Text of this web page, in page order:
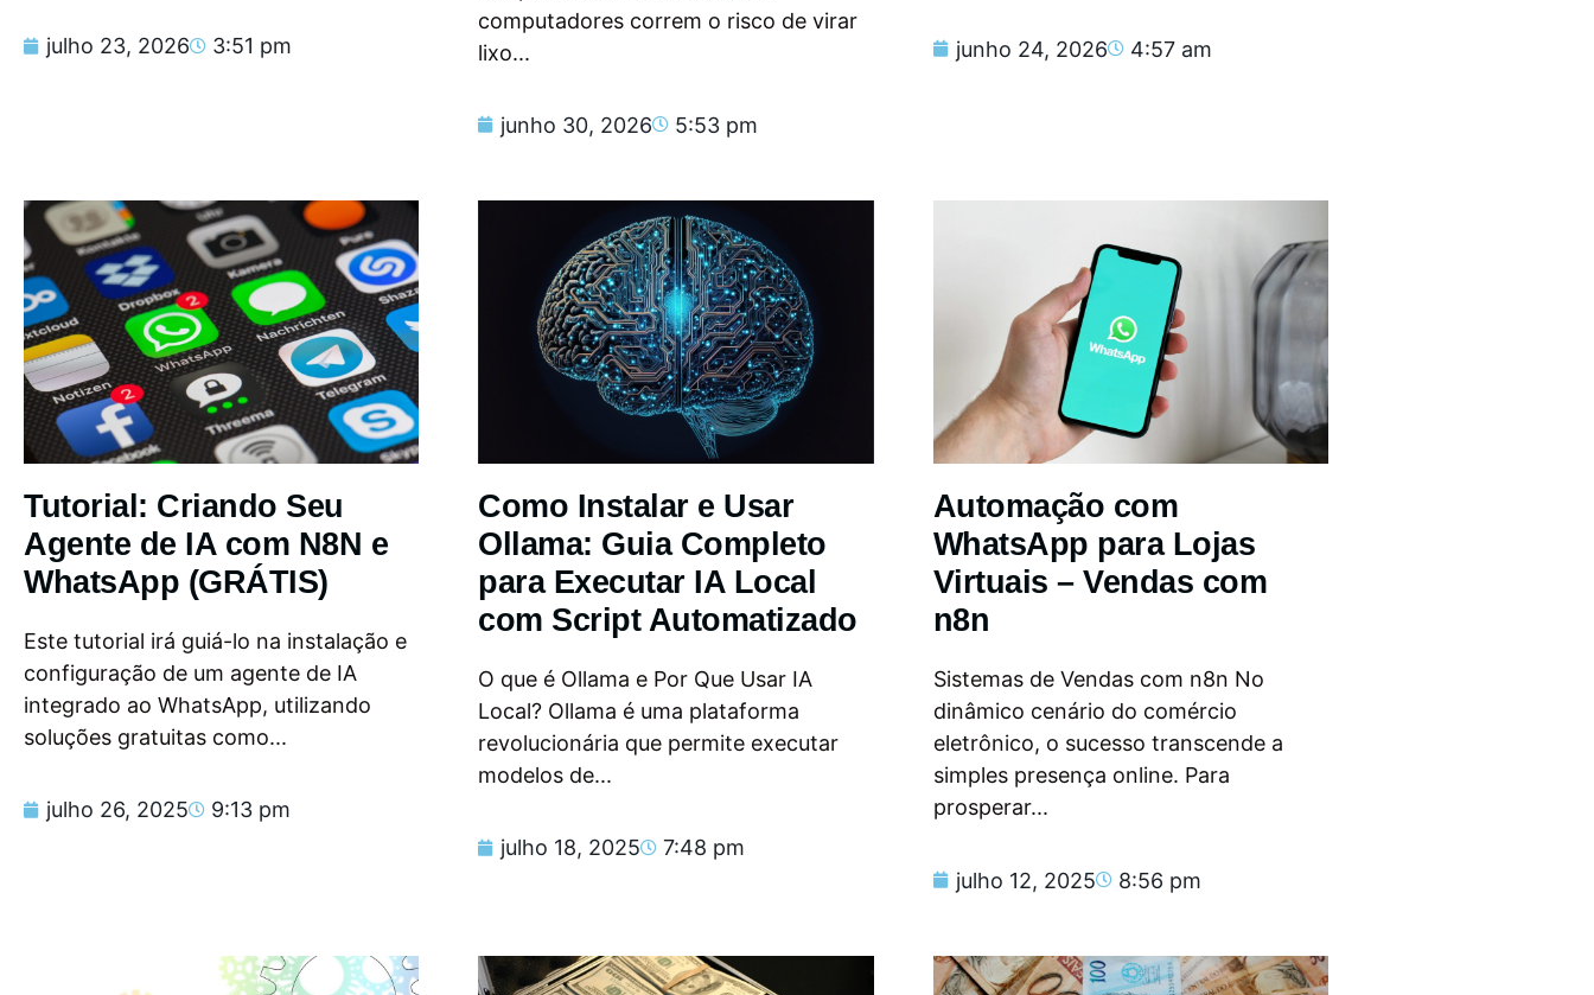
julho 23, 2026 3:51 pm
computadores correm o risco de virar
lixo...
junho 30, 2026 5:53 pm
junho 24, 2026 4:57 am
Tutorial: Criando Seu
Agente de IA com N8N e
WhatsApp (GRÁTIS)
Este tutorial irá guiá-lo na instalação e
configuração de um agente de IA
integrado ao WhatsApp, utilizando
soluções gratuitas como...
julho 26, 2025 9:13 pm
Como Instalar e Usar
Ollama: Guia Completo
para Executar IA Local
com Script Automatizado
O que é Ollama e Por Que Usar IA
Local? Ollama é uma plataforma
revolucionária que permite executar
modelos de...
julho 18, 2025 7:48 pm
Automação com
WhatsApp para Lojas
Virtuais – Vendas com
n8n
Sistemas de Vendas com n8n No
dinâmico cenário do comércio
eletrônico, o sucesso transcende a
simples presença online. Para
prosperar...
julho 12, 2025 8:56 pm